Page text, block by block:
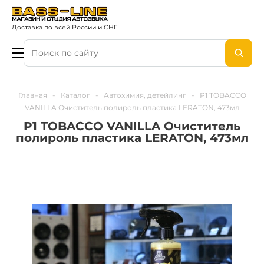
Доставка по всей России и СНГ
Главная - Каталог - Автохимия, детейлинг -
P1 TOBACCO
VANILLA Очиститель полироль пластика LERATON, 473мл
P1 TOBACCO VANILLA Очиститель
полироль пластика LERATON, 473мл